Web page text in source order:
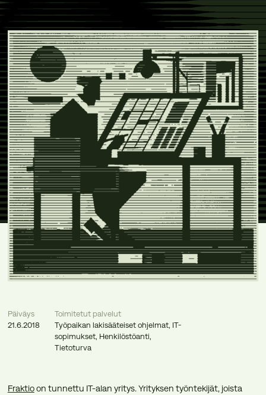
Päiväys
21.6.2018
Toimitetut palvelut
Työpaikan lakisääteiset ohjelmat, IT-
sopimukset, Henkilöstöanti,
Tietoturva
Fraktioon tunnettu IT-alan yritys. Yrityksen työntekijät, joista